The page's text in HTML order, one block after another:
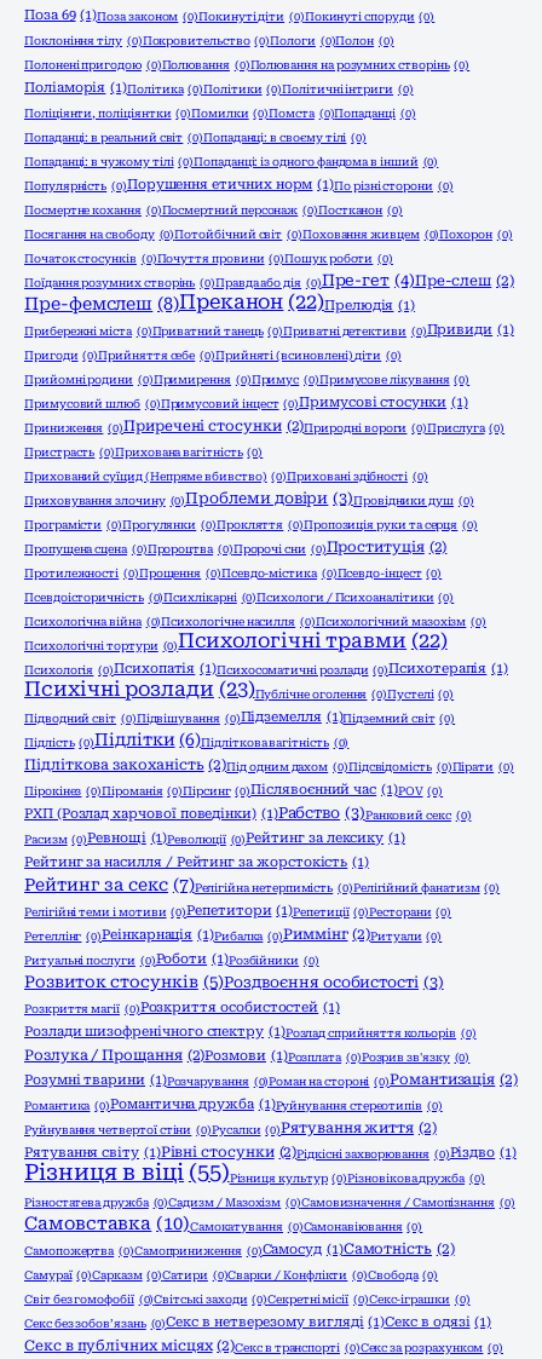
Поза 69 (1)Поза законом (0)Покинуті діти (0)Покинуті споруди (0)
Поклоніння тілу (0)Покровительство (0)Пологи (0)Полон (0)
Полонені пригодою (0)Полювання (0)Полювання на розумних створінь (0)
Поліаморія (1)Політика (0)Політики (0)Політичні інтриги (0)
Поліціянти, поліціянтки (0)Помилки (0)Помста (0)Попаданці (0)
Попаданці: в реальний світ (0)Попаданці: в своєму тілі (0)
Попаданці: в чужому тілі (0)Попаданці: із одного фандома в інший (0)
Популярність (0)Порушення етичних норм (1)По різні сторони (0)
Посмертне кохання (0)Посмертний персонаж (0)Постканон (0)
Посягання на свободу (0)Потойбічний світ (0)Поховання живцем (0)Похорон (0)
Початок стосунків (0)Почуття провини (0)Пошук роботи (0)
Поїдання розумних створінь (0)Правда або дія (0)Пре-гет (4)Пре-слеш (2)
Пре-фемслеш (8)Преканон (22)Прелюдія (1)
Прибережні міста (0)Приватний танець (0)Приватні детективи (0)Привиди (1)
Пригоди (0)Прийняття себе (0)Прийняті (всиновлені) діти (0)
Прийомні родини (0)Примирення (0)Примус (0)Примусове лікування (0)
Примусовий шлюб (0)Примусовий інцест (0)Примусові стосунки (1)
Приниження (0)Приречені стосунки (2)Природні вороги (0)Прислуга (0)
Пристрасть (0)Прихована вагітність (0)
Прихований суїцид (Непряме вбивство) (0)Приховані здібності (0)
Приховування злочину (0)Проблеми довіри (3)Провідники душ (0)
Програмісти (0)Прогулянки (0)Прокляття (0)Пропозиція руки та серця (0)
Пропущена сцена (0)Пророцтва (0)Пророчі сни (0)Проституція (2)
Протилежності (0)Прощення (0)Псевдо-містика (0)Псевдо-інцест (0)
Псевдоісторичність (0)Психлікарні (0)Психологи / Психоаналітики (0)
Психологічна війна (0)Психологічне насилля (0)Психологічний мазохізм (0)
Психологічні тортури (0)Психологічні травми (22)
Психологія (0)Психопатія (1)Психосоматичні розлади (0)Психотерапія (1)
Психічні розлади (23)Публічне оголення (0)Пустелі (0)
Підводний світ (0)Підвішування (0)Підземелля (1)Підземний світ (0)
Підлість (0)Підлітки (6)Підліткова вагітність (0)
Підліткова закоханість (2)Під одним дахом (0)Підсвідомість (0)Пірати (0)
Пірокінез (0)Піроманія (0)Пірсинг (0)Післявоєнний час (1)РОV (0)
РХП (Розлад харчової поведінки) (1)Рабство (3)Ранковий секс (0)
Расизм (0)Ревнощі (1)Революції (0)Рейтинг за лексику (1)
Рейтинг за насилля / Рейтинг за жорстокість (1)
Рейтинг за секс (7)Релігійна нетерпимість (0)Релігійний фанатизм (0)
Релігійні теми і мотиви (0)Репетитори (1)Репетиції (0)Ресторани (0)
Ретеллінг (0)Реінкарнація (1)Рибалка (0)Риммінг (2)Ритуали (0)
Ритуальні послуги (0)Роботи (1)Розбійники (0)
Розвиток стосунків (5)Роздвоєння особистості (3)
Розкриття магії (0)Розкриття особистостей (1)
Розлади шизофренічного спектру (1)Розлад сприйняття кольорів (0)
Розлука / Прощання (2)Розмови (1)Розплата (0)Розрив зв'язку (0)
Розумні тварини (1)Розчарування (0)Роман на стороні (0)Романтизація (2)
Романтика (0)Романтична дружба (1)Руйнування стереотипів (0)
Руйнування четвертої стіни (0)Русалки (0)Рятування життя (2)
Рятування світу (1)Рівні стосунки (2)Рідкісні захворювання (0)Різдво (1)
Різниця в віці (55)Різниця культур (0)Різновікова дружба (0)
Різностатева дружба (0)Садизм / Мазохізм (0)Самовизначення / Самопізнання (0)
Самовставка (10)Самокатування (0)Самонавіювання (0)
Самопожертва (0)Самоприниження (0)Самосуд (1)Самотність (2)
Самураї (0)Сарказм (0)Сатири (0)Сварки / Конфлікти (0)Свобода (0)
Світ без гомофобії (0)Світські заходи (0)Секретні місії (0)Секс-іграшки (0)
Секс без зобов’язань (0)Секс в нетверезому вигляді (1)Секс в одязі (1)
Секс в публічних місцях (2)Секс в транспорті (0)Секс за розрахунком (0)